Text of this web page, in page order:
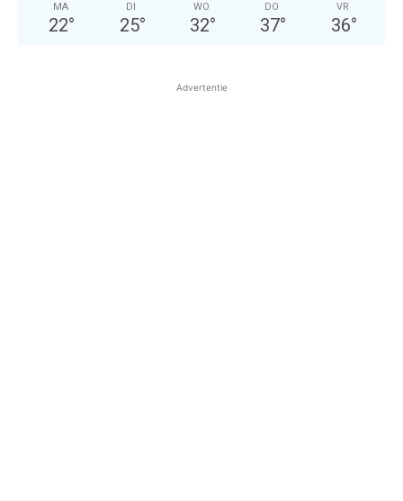
MA
22°
DI
25°
WO
32°
DO
37°
VR
36°
Advertentie